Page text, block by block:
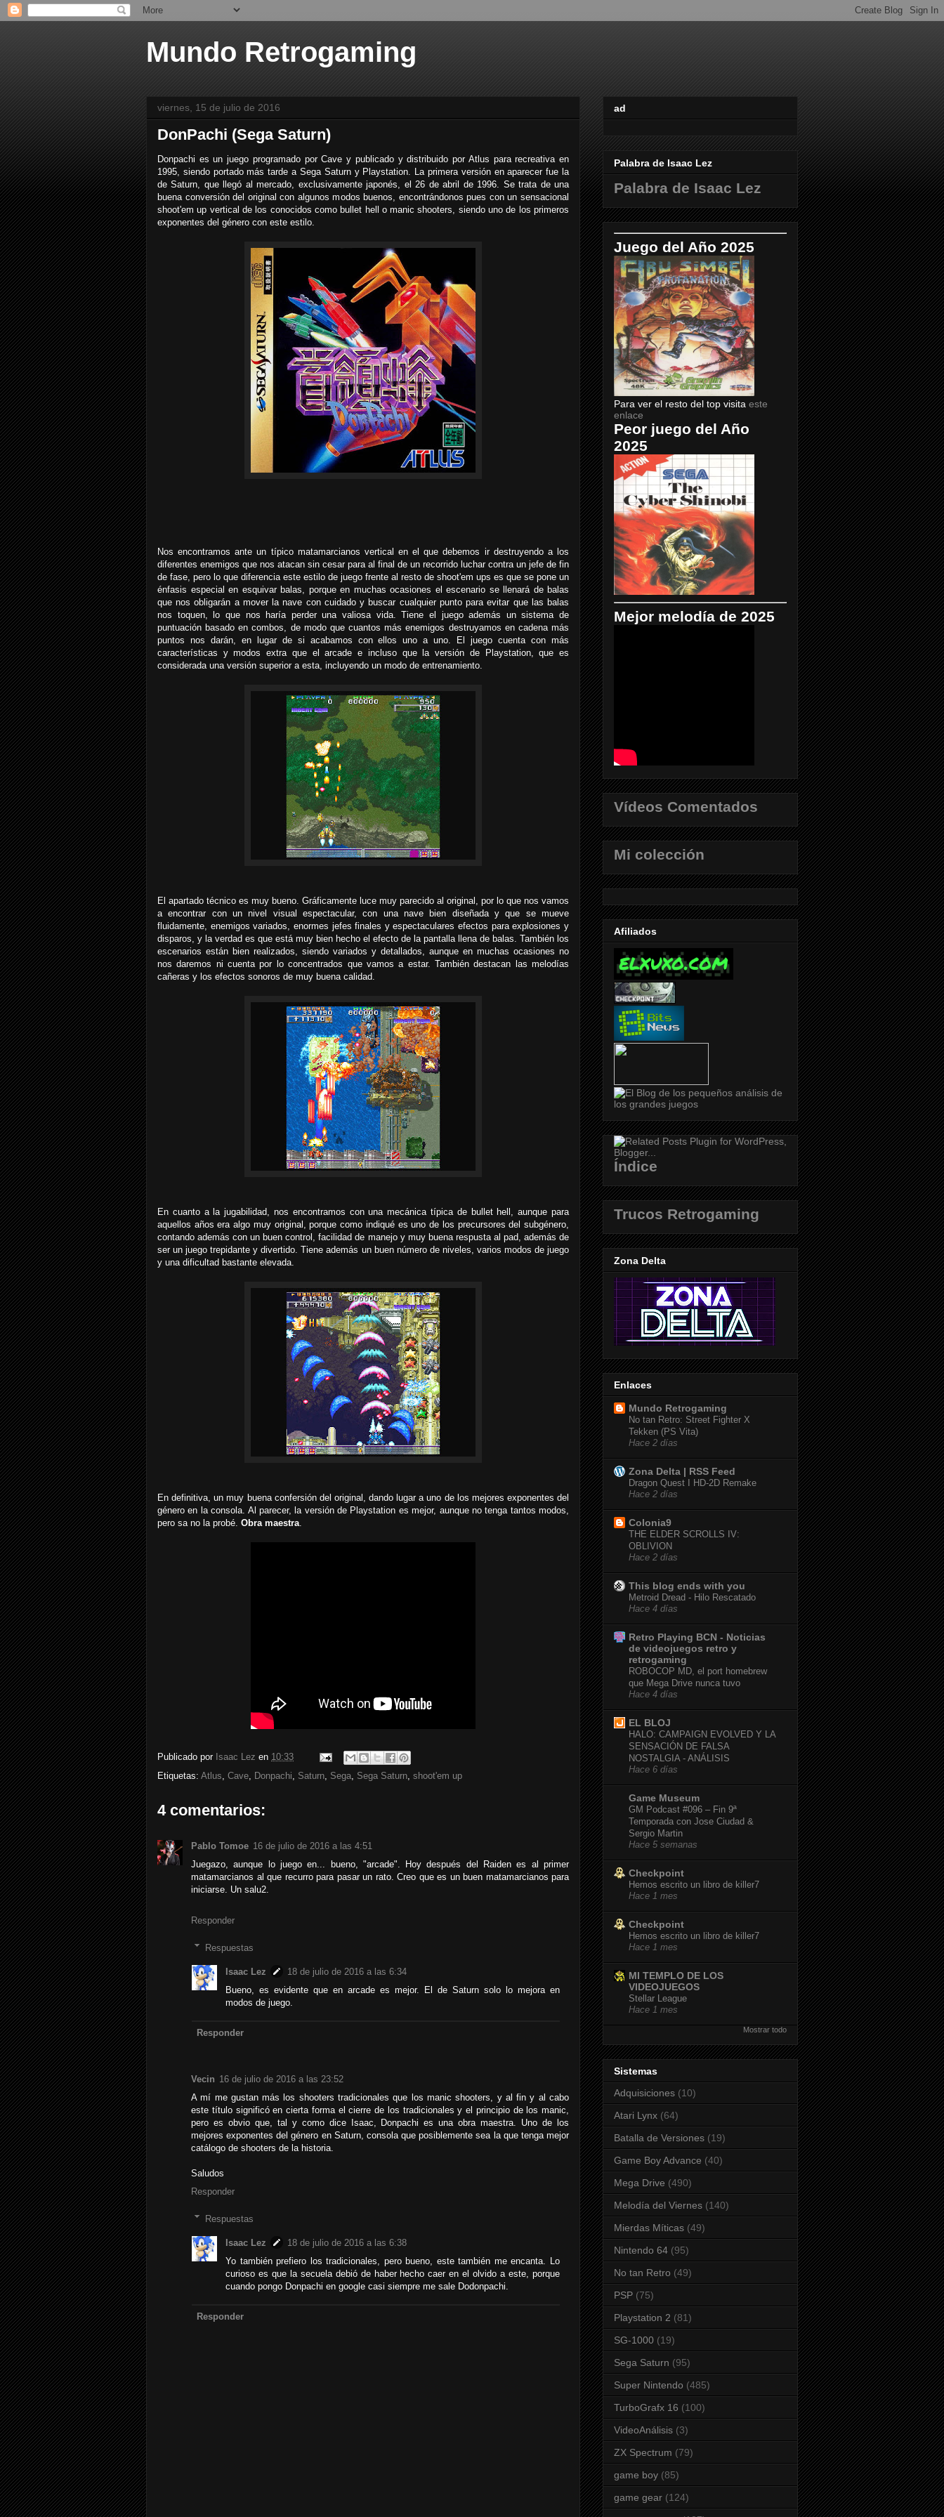
Mundo Retrogaming
viernes, 15 de julio de 2016
DonPachi (Sega Saturn)
Donpachi es un juego programado por Cave y publicado y distribuido por Atlus para recreativa en
1995, siendo portado más tarde a Sega Saturn y Playstation. La primera versión en aparecer fue la
de Saturn, que llegó al mercado, exclusivamente japonés, el 26 de abril de 1996. Se trata de una
buena conversión del original con algunos modos buenos, encontrándonos pues con un sensacional
shoot'em up vertical de los conocidos como bullet hell o manic shooters, siendo uno de los primeros
exponentes del género con este estilo.
Nos encontramos ante un típico matamarcianos vertical en el que debemos ir destruyendo a los
diferentes enemigos que nos atacan sin cesar para al final de un recorrido luchar contra un jefe de fin
de fase, pero lo que diferencia este estilo de juego frente al resto de shoot'em ups es que se pone un
énfasis especial en esquivar balas, porque en muchas ocasiones el escenario se llenará de balas
que nos obligarán a mover la nave con cuidado y buscar cualquier punto para evitar que las balas
nos toquen, lo que nos haría perder una valiosa vida. Tiene el juego además un sistema de
puntuación basado en combos, de modo que cuantos más enemigos destruyamos en cadena más
puntos nos darán, en lugar de si acabamos con ellos uno a uno. El juego cuenta con más
características y modos extra que el arcade e incluso que la versión de Playstation, que es
considerada una versión superior a esta, incluyendo un modo de entrenamiento.
El apartado técnico es muy bueno. Gráficamente luce muy parecido al original, por lo que nos vamos
a encontrar con un nivel visual espectacular, con una nave bien diseñada y que se mueve
fluidamente, enemigos variados, enormes jefes finales y espectaculares efectos para explosiones y
disparos, y la verdad es que está muy bien hecho el efecto de la pantalla llena de balas. También los
escenarios están bien realizados, siendo variados y detallados, aunque en muchas ocasiones no
nos daremos ni cuenta por lo concentrados que vamos a estar. También destacan las melodías
cañeras y los efectos sonoros de muy buena calidad.
En cuanto a la jugabilidad, nos encontramos con una mecánica típica de bullet hell, aunque para
aquellos años era algo muy original, porque como indiqué es uno de los precursores del subgénero,
contando además con un buen control, facilidad de manejo y muy buena respusta al pad, además de
ser un juego trepidante y divertido. Tiene además un buen número de niveles, varios modos de juego
y una dificultad bastante elevada.
En definitiva, un muy buena confersión del original, dando lugar a uno de los mejores exponentes del
género en la consola. Al parecer, la versión de Playstation es mejor, aunque no tenga tantos modos,
pero sa no la probé. Obra maestra.
Publicado por Isaac Lez en 10:33
Etiquetas: Atlus, Cave, Donpachi, Saturn, Sega, Sega Saturn, shoot'em up
4 comentarios:
Pablo Tomoe 16 de julio de 2016 a las 4:51
Juegazo, aunque lo juego en... bueno, "arcade". Hoy después del Raiden es al primer
matamarcianos al que recurro para pasar un rato. Creo que es un buen matamarcianos para
iniciarse. Un salu2.
Responder
Respuestas
Isaac Lez
18 de julio de 2016 a las 6:34
Bueno, es evidente que en arcade es mejor. El de Saturn solo lo mejora en
modos de juego.
Responder
Vecin 16 de julio de 2016 a las 23:52
A mí me gustan más los shooters tradicionales que los manic shooters, y al fin y al cabo
este título significó en cierta forma el cierre de los tradicionales y el principio de los manic,
pero es obvio que, tal y como dice Isaac, Donpachi es una obra maestra. Uno de los
mejores exponentes del género en Saturn, consola que posiblemente sea la que tenga mejor
catálogo de shooters de la historia.
Saludos
Responder
Respuestas
Isaac Lez
18 de julio de 2016 a las 6:38
Yo también prefiero los tradicionales, pero bueno, este también me encanta. Lo
curioso es que la secuela debió de haber hecho caer en el olvido a este, porque
cuando pongo Donpachi en google casi siempre me sale Dodonpachi.
Responder
ad
Palabra de Isaac Lez
Palabra de Isaac Lez
Juego del Año 2025
Para ver el resto del top visita este
enlace
Peor juego del Año
2025
Mejor melodía de 2025
Vídeos Comentados
Mi colección
Afiliados
Índice
Trucos Retrogaming
Zona Delta
Enlaces
Mundo Retrogaming
No tan Retro: Street Fighter X
Tekken (PS Vita)
Hace 2 días
Zona Delta | RSS Feed
Dragon Quest I HD-2D Remake
Hace 2 días
Colonia9
THE ELDER SCROLLS IV:
OBLIVION
Hace 2 días
This blog ends with you
Metroid Dread - Hilo Rescatado
Hace 4 días
Retro Playing BCN - Noticias
de videojuegos retro y
retrogaming
ROBOCOP MD, el port homebrew
que Mega Drive nunca tuvo
Hace 4 días
EL BLOJ
HALO: CAMPAIGN EVOLVED Y LA
SENSACIÓN DE FALSA
NOSTALGIA - ANÁLISIS
Hace 6 días
Game Museum
GM Podcast #096 – Fin 9ª
Temporada con Jose Ciudad &
Sergio Martin
Hace 5 semanas
Checkpoint
Hemos escrito un libro de killer7
Hace 1 mes
Checkpoint
Hemos escrito un libro de killer7
Hace 1 mes
MI TEMPLO DE LOS
VIDEOJUEGOS
Stellar League
Hace 1 mes
Mostrar todo
Sistemas
Adquisiciones (10)
Atari Lynx (64)
Batalla de Versiones (19)
Game Boy Advance (40)
Mega Drive (490)
Melodía del Viernes (140)
Mierdas Míticas (49)
Nintendo 64 (95)
No tan Retro (49)
PSP (75)
Playstation 2 (81)
SG-1000 (19)
Sega Saturn (95)
Super Nintendo (485)
TurboGrafx 16 (100)
VideoAnálisis (3)
ZX Spectrum (79)
game boy (85)
game gear (124)